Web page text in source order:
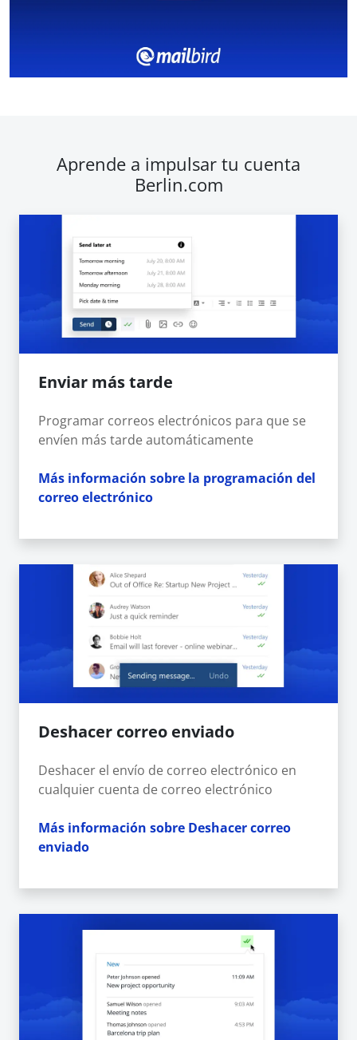
Aprende a impulsar tu cuenta
Berlin.com
Enviar más tarde
Programar correos electrónicos para que se
envíen más tarde automáticamente
Más información sobre la programación del
correo electrónico
Deshacer correo enviado
Deshacer el envío de correo electrónico en
cualquier cuenta de correo electrónico
Más información sobre Deshacer correo
enviado